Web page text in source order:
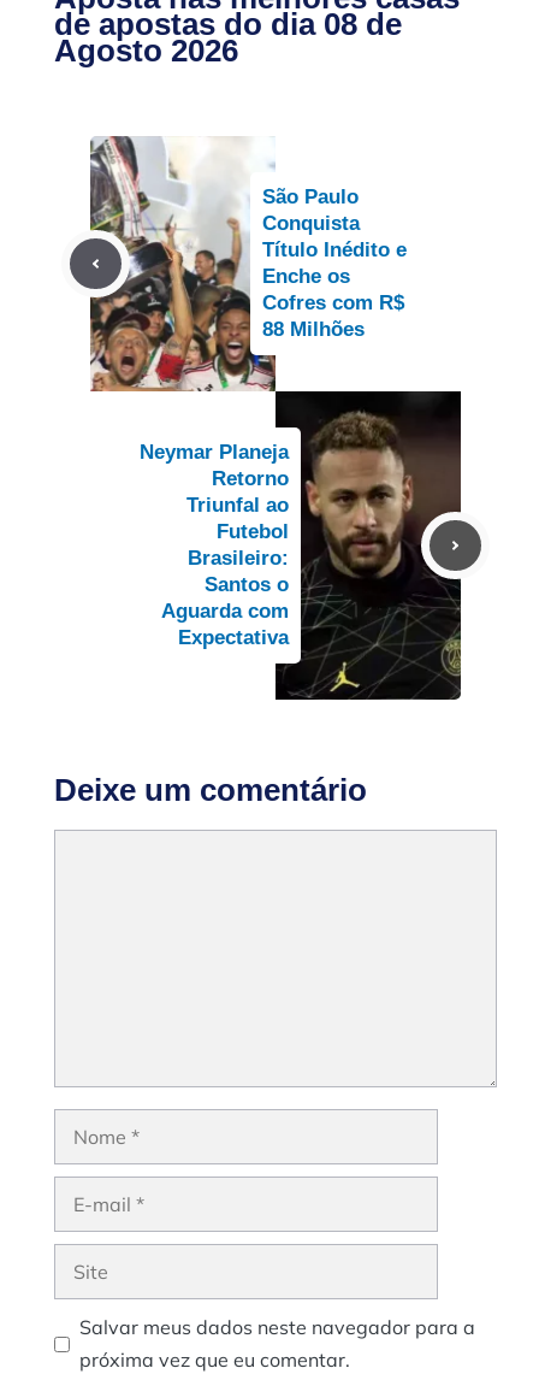
de apostas do dia 08 de
Agosto 2026
São Paulo
Conquista
Título Inédito e
Enche os
Cofres com R$
88 Milhões
Neymar Planeja
Retorno
Triunfal ao
Futebol
Brasileiro:
Santos o
Aguarda com
Expectativa
Deixe um comentário
Nome
Site
Salvar meus dados neste navegador para a
próxima vez que eu comentar.